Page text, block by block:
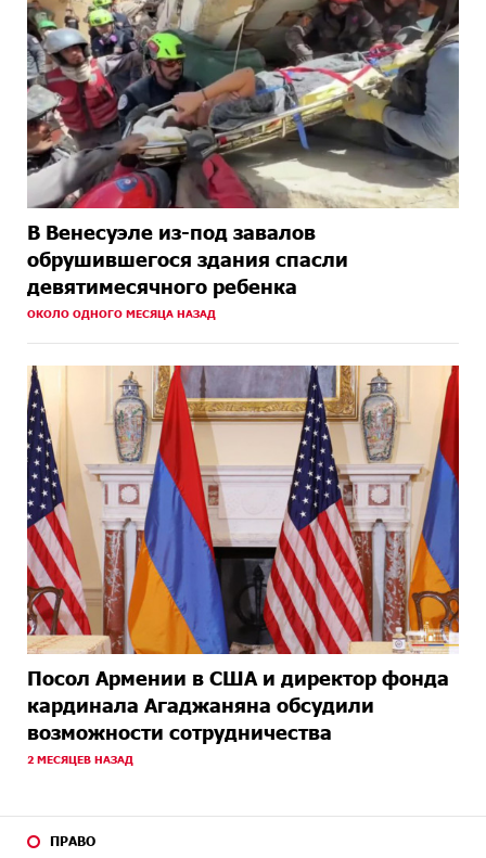
В Венесуэле из-под завалов
обрушившегося здания спасли
девятимесячного ребенка
ОКОЛО ОДНОГО МЕСЯЦА НАЗАД
Посол Армении в США и директор фонда
кардинала Агаджаняна обсудили
возможности сотрудничества
2 МЕСЯЦЕВ НАЗАД
ПРАВО